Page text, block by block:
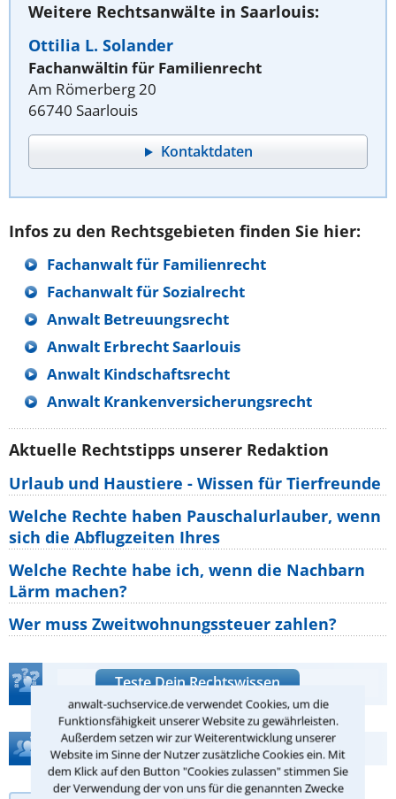
anwalt-suchservice.de verwendet Cookies, um die
Funktionsfähigkeit unserer Website zu gewährleisten.
Außerdem setzen wir zur Weiterentwicklung unserer
Website im Sinne der Nutzer zusätzliche Cookies ein. Mit
dem Klick auf den Button "Cookies zulassen" stimmen Sie
der Verwendung der von uns für die genannten Zwecke
Weitere Rechtsanwälte in Saarlouis:
Ottilia L. Solander
Fachanwältin für Familienrecht
Am Römerberg 20
66740 Saarlouis
Kontaktdaten
Infos zu den Rechtsgebieten finden Sie hier:
Fachanwalt für Familienrecht
Fachanwalt für Sozialrecht
Anwalt Betreuungsrecht
Anwalt Erbrecht Saarlouis
Anwalt Kindschaftsrecht
Anwalt Krankenversicherungsrecht
Aktuelle Rechtstipps unserer Redaktion
Urlaub und Haustiere - Wissen für Tierfreunde
Welche Rechte haben Pauschalurlauber, wenn
sich die Abflugzeiten Ihres
Welche Rechte habe ich, wenn die Nachbarn
Lärm machen?
Wer muss Zweitwohnungssteuer zahlen?
Teste Dein Rechtswissen
Hilfe bei Ihrer Anwaltsuche?